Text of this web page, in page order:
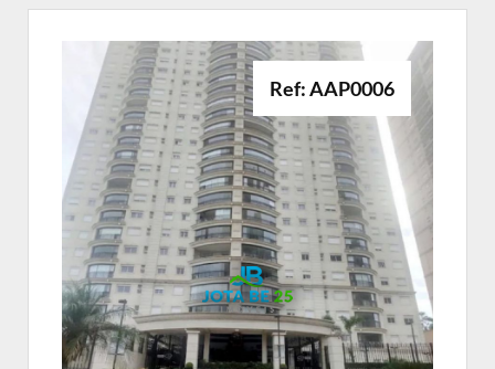
Ref: AAP0006